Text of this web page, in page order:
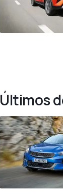
Últimos